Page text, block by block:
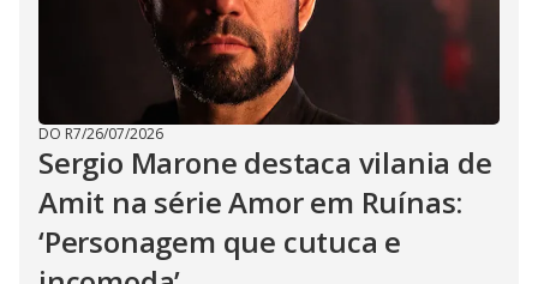
DO R7/26/07/2026
Sergio Marone destaca vilania de
Amit na série Amor em Ruínas:
‘Personagem que cutuca e